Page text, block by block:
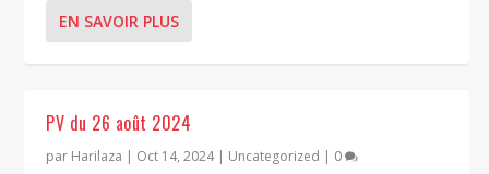
EN SAVOIR PLUS
PV du 26 août 2024
par Harilaza | Oct 14, 2024| Uncategorized | 0